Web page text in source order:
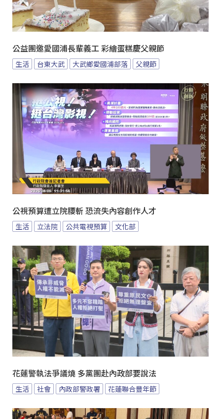
公益團邀愛國浦長輩義工 彩繪蛋糕慶父親節
生活 台東大武 大武鄉愛國浦部落 父親節
公視預算遭立院腰斬 恐流失內容創作人才
生活 立法院 公共電視預算 文化部
花蓮警執法爭議燒 多黨團赴內政部要說法
生活 社會 內政部警政署 花蓮聯合豐年節